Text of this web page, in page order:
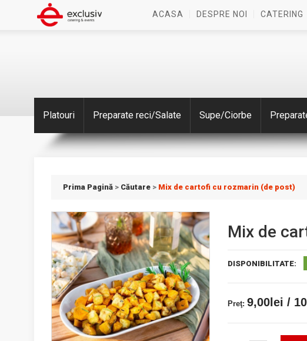
ACASA DESPRE NOI CATERING
Platouri Preparate reci/Salate Supe/Ciorbe
Prima Pagină > Căutare > Mix de cartofi cu rozmarin (de post)
Mix de
DISPONIBILITATE:
Preţ: 9,00lei /